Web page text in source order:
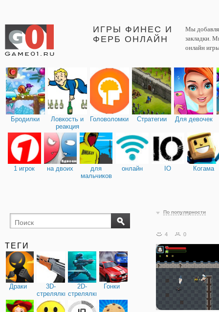
ИГРЫ ФИНЕС И
ФЕРБ ОНЛАЙН
Мы
закладки.
онлайн
Бродилки
Ловкость и
реакция
Головоломки Стратегии Для девочек
1 игрок на двоих
для
мальчиков
онлайн IO Когама
ТЕГИ
Драки
3D-
стрелялки
2D-
стрелялки
Гонки
По популярности
4 0